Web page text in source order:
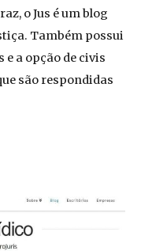
o Jus é um blog
Também possui
e a opção de civis
são respondidas